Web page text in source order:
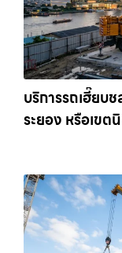
บริการรถเฮี๊ยบ
ระยอง หรือเขต